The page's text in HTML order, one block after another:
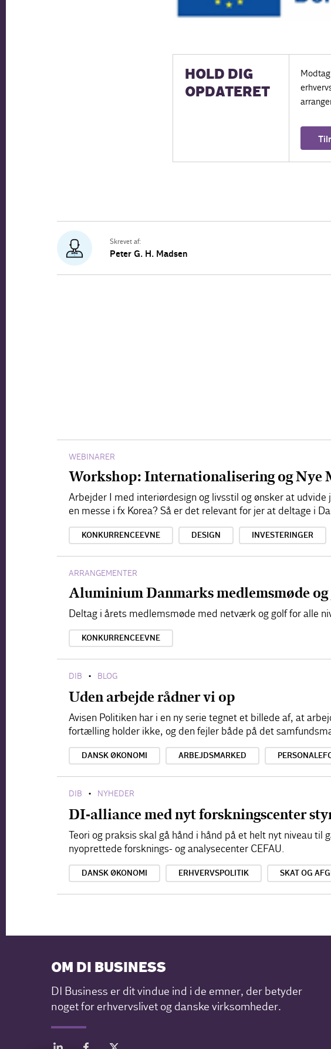
HOLD DIG
OPDATERET
Modtag
Skrevet af:
Peter G. H. Madsen
WEBINARER
Workshop: Internationalisering og Nye
Arbejder I med interiørdesign og livsstil og ønsker at
en messe i fx Korea? Så er det relevant for jer at deltage i
KONKURRENCEEVNE DESIGN INVESTERINGER
ARRANGEMENTER
Aluminium Danmarks medlemsmøde
Deltag i årets medlemsmøde med netværk og golf for alle
KONKURRENCEEVNE
DIB • BLOG
Uden arbejde rådner vi op
Avisen Politiken har i en ny serie tegnet et billede af, at
fortælling holder ikke, og den fejler både på det
DANSK ØKONOMI ARBEJDSMARKED
DIB • NYHEDER
DI-alliance med nyt forskningscenter
Teori og praksis skal gå hånd i hånd på et helt nyt niveau
nyoprettede forsknings- og analysecenter CEFAU.
DANSK ØKONOMI ERHVERVSPOLITIK SKAT OG
OM DI BUSINESS
DI Business er dit vindue ind i de emner, der betyder
noget for erhvervslivet og danske virksomheder.